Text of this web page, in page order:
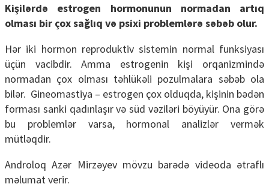
Kişilərdə estrogen hormonunun normadan artıq
olması bir çox sağlıq və psixi problemlərə səbəb olur.
Hər iki hormon reproduktiv sistemin normal funksiyası
üçün vacibdir. Amma estrogenin kişi orqanizmində
normadan çox olması təhlükəli pozulmalara səbəb ola
bilər. Gineomastiya – estrogen çox olduqda, kişinin bədən
forması sanki qadınlaşır və süd vəziləri böyüyür. Ona görə
bu problemlər varsa, hormonal analizlər vermək
mütləqdir.
Androloq Azər Mirzəyev mövzu barədə videoda ətraflı
məlumat verir.